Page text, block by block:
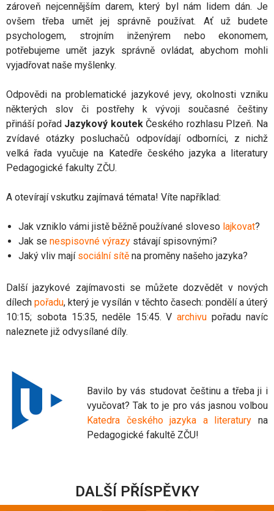
zároveň nejcennějším darem, který byl nám lidem dán. Je
ovšem třeba umět jej správně používat. Ať už budete
psychologem, strojním inženýrem nebo ekonomem,
potřebujeme umět jazyk správně ovládat, abychom mohli
vyjadřovat naše myšlenky.
Odpovědi na problematické jazykové jevy, okolnosti vzniku
některých slov či postřehy k vývoji současné češtiny
přináší pořad Jazykový koutekČeského rozhlasu Plzeň. Na
zvídavé otázky posluchačů odpovídají odborníci, z nichž
velká řada vyučuje na Katedře českého jazyka a literatury
Pedagogické fakulty ZČU.
A otevírají vskutku zajímavá témata! Víte například:
Jak vzniklo vámi jistě běžně používané sloveso lajkovat?
Jak se nespisovné výrazy stávají spisovnými?
Jaký vliv majísociální sítě na proměny našeho jazyka?
Další jazykové zajímavosti se můžete dozvědět v nových
dílechpořadu, který je vysílán v těchto časech: pondělí a úterý
10:15; sobota 15:35, neděle 15:45. Varchivu pořadu navíc
naleznete již odvysílané díly.
Bavilo by vás studovat češtinu a třeba ji i
vyučovat? Tak to je pro vás jasnou volbou
Katedra českého jazyka a literatury na
Pedagogické fakultě ZČU!
DALŠÍ PŘÍSPĚVKY